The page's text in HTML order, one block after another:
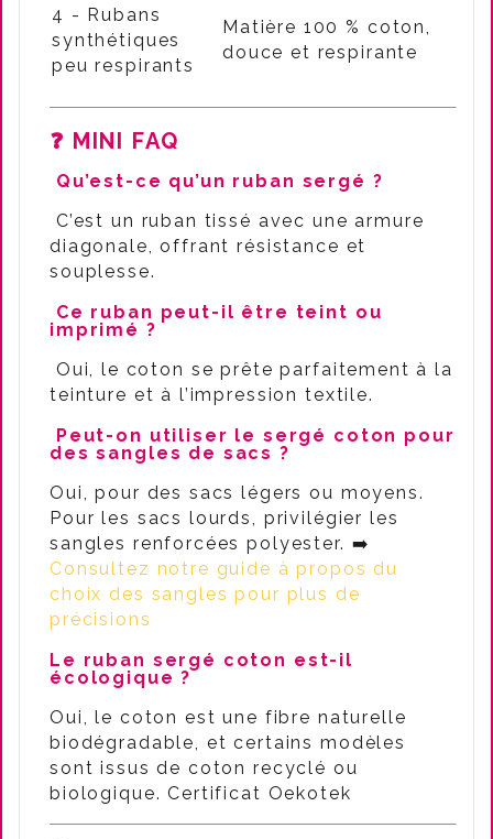
4 - Rubans
synthétiques
peu respirants
Matière 100 % coton,
douce et respirante
❓ MINI FAQ
Qu’est-ce qu’un ruban sergé ?
C’est un ruban tissé avec une armure
diagonale, offrant résistance et
souplesse.
Ce ruban peut-il être teint ou
imprimé ?
Oui, le coton se prête parfaitement à la
teinture et à l’impression textile.
Peut-on utiliser le sergé coton pour
des sangles de sacs ?
Oui, pour des sacs légers ou moyens.
Pour les sacs lourds, privilégier les
sangles renforcées polyester. ➡️
Consultez notre guide à propos du
choix des sangles pour plus de
précisions
Le ruban sergé coton est-il
écologique ?
Oui, le coton est une fibre naturelle
biodégradable, et certains modèles
sont issus de coton recyclé ou
biologique. Certificat Oekotek